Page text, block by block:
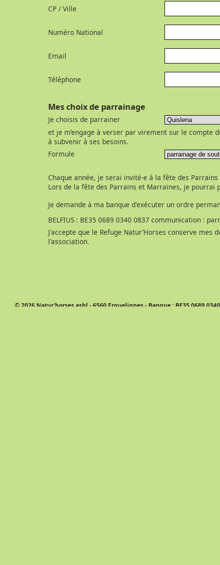
CP / Ville
Numéro National
Email
Téléphone
Mes choix de parrainage
Je choisis de parrainer
et je m’engage à verser par virement sur le compte
à subvenir à ses besoins.
Formule
Chaque année, je serai invité-e à la fête des
Lors de la fête des Parrains et Marraines, je
Je demande à ma banque d'exécuter un ordre
BELFIUS : BE35 0689 0340 0837 communication :
J'accepte que le Refuge Natur’Horses conserve
l'association.
© 2026 Natur'horses asbl - 6560 Erquelinnes - Banque : BE35 0689